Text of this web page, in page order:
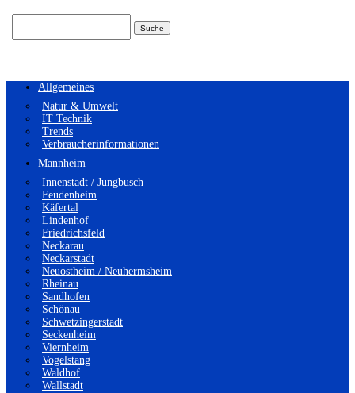
Allgemeines
Natur & Umwelt
IT Technik
Trends
Verbraucherinformationen
Mannheim
Innenstadt / Jungbusch
Feudenheim
Käfertal
Lindenhof
Friedrichsfeld
Neckarau
Neckarstadt
Neuostheim / Neuhermsheim
Rheinau
Sandhofen
Schönau
Schwetzingerstadt
Seckenheim
Viernheim
Vogelstang
Waldhof
Wallstadt